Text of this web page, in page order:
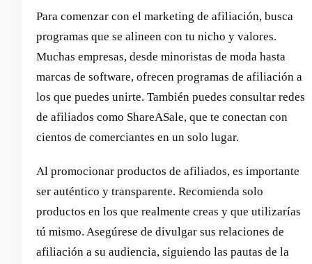
Para comenzar con el marketing de afiliación, busca
programas que se alineen con tu nicho y valores.
Muchas empresas, desde minoristas de moda hasta
marcas de software, ofrecen programas de afiliación a
los que puedes unirte. También puedes consultar redes
de afiliados como ShareASale, que te conectan con
cientos de comerciantes en un solo lugar.
Al promocionar productos de afiliados, es importante
ser auténtico y transparente. Recomienda solo
productos en los que realmente creas y que utilizarías
tú mismo. Asegúrese de divulgar sus relaciones de
afiliación a su audiencia, siguiendo las pautas de la